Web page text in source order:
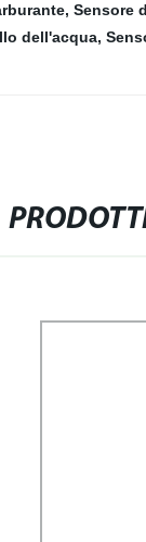
, Sensore
dell'acqua,